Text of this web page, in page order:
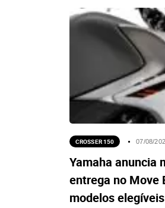
CROSSER 150 07/08/
Yamaha anuncia
entrega no Move
modelos elegíveis